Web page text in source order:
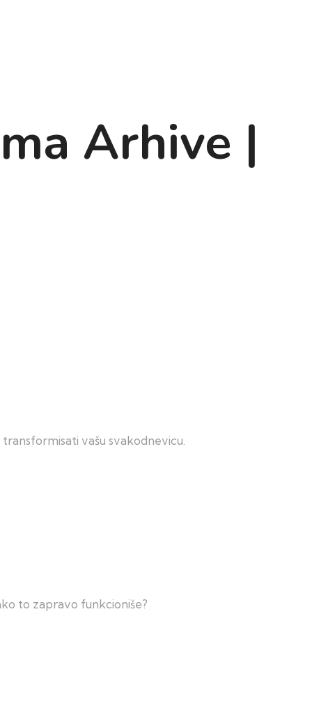
Arhive |
vašu svakodnevicu.
to zapravo funkcioniše?